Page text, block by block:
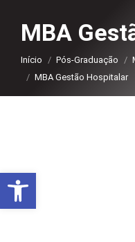
MBA
Você está aqui:
Início Pós-Graduação
MBA Gestão Hospitalar
Abrir a barra